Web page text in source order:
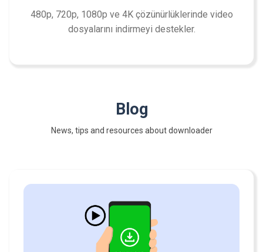
480p, 720p, 1080p ve 4K çözünürlüklerinde video
dosyalarını indirmeyi destekler.
Blog
News, tips and resources about downloader